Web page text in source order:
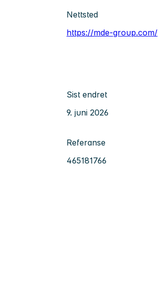
Nettsted
https://mde-group.com/
Sist endret
9. juni 2026
Referanse
465181766